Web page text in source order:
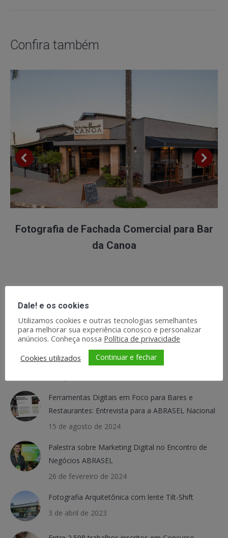
Confira também
Fotografia de Fachada Comercial para Bar
da Canoa
Blog
Participamos do Podcast ABRASEL: Criação de
Conteúdo ao Tráfego Pago
Ferramentas Digitais em Foco para Bares e
Restaurantes: Entrevista para a ABRASEL Nacional
15 de agosto de 2024
Palestra sobre Marketing Digital no Encontro de
Negócios ABRASEL
26 de fevereiro de 2024
Fotografia Arquitetônica com lente Tilt-Shift
3 de abril de 2023
Dale! e os cookies
Utilizamos cookies e outras tecnologias semelhantes
para melhorar sua experiência conosco e personalizar
anúncios. Conheça nossa Política de privacidade
Cookies utilizados
Continuar e fechar